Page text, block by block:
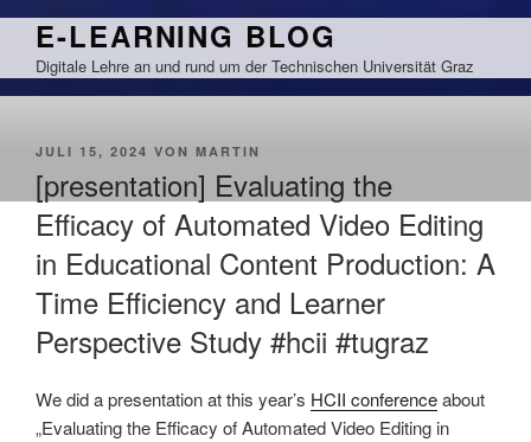
Zum
springen
E-LEARNING BLOG
Digitale Lehre an und rund um der Technischen Universität Graz
VERÖFFENTLICHT
JULI 15, 2024 VON MARTIN
[presentation] Evaluating the
Efficacy of Automated Video Editing
in Educational Content Production: A
Time Efficiency and Learner
Perspective Study #hcii #tugraz
We did a presentation at this year’s HCII conferenceabout
„Evaluating the Efficacy of Automated Video Editing in